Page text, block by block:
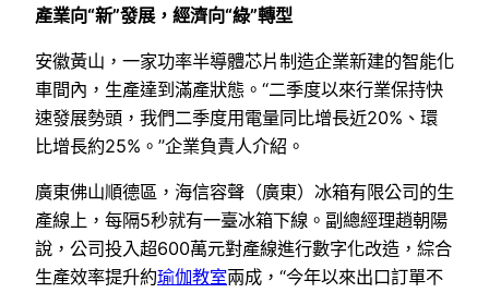
產業向“新”發展，經濟向“綠”轉型
安徽黃山，一家功率半導體芯片制造企業新建的智能化
車間內，生產達到滿產狀態。“二季度以來行業保持快
速發展勢頭，我們二季度用電量同比增長近20%、環
比增長約25%。”企業負責人介紹。
廣東佛山順德區，海信容聲（廣東）冰箱有限公司的生
產線上，每隔5秒就有一臺冰箱下線。副總經理趙朝陽
說，公司投入超600萬元對產線進行數字化改造，綜合
生產效率提升約瑜伽教室兩成，“今年以來出口訂單不